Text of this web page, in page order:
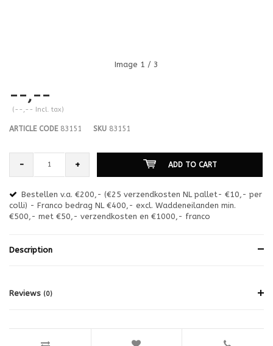
Image 1 / 3
--,--
(--,-- Incl. tax)
ARTICLE CODE83151 SKU 83151
- + ADD TO CART
Bestellen v.a. €200,- (€25 verzendkosten NL pallet- €10,- per
colli) - Franco bedrag NL €400,- excl. Waddeneilanden min.
€500,- met €50,- verzendkosten en €1000,- franco
Description
Reviews (0)